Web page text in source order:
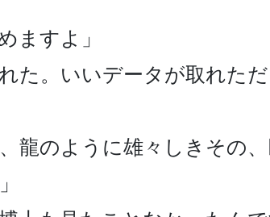
ますよ」
た。いいデータが取れただ
龍のように雄々しきその